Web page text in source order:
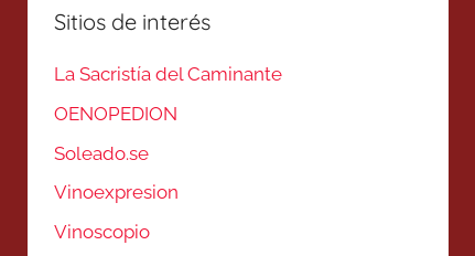
Sitios de interés
La Sacristía del Caminante
OENOPEDION
Soleado.se
Vinoexpresion
Vinoscopio